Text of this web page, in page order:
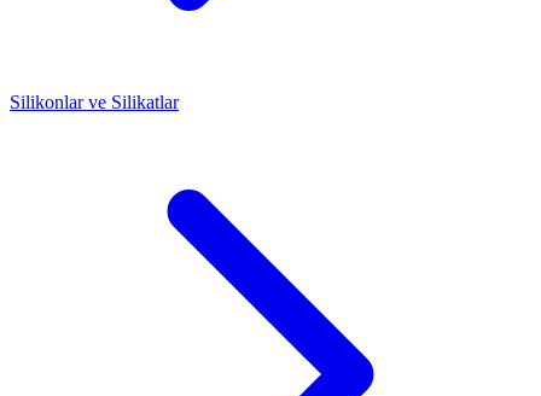
Silikonlar ve Silikatlar